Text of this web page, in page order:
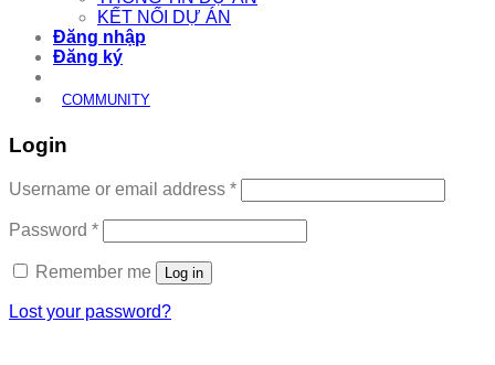
KẾT NỐI DỰ ÁN
Đăng nhập
Đăng ký
COMMUNITY
Login
Username or email address *Required
Password *Required
Remember me Log in
Lost your password?